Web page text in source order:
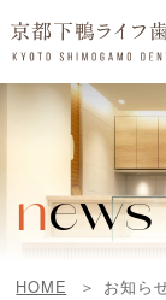
news
HOME お知ら